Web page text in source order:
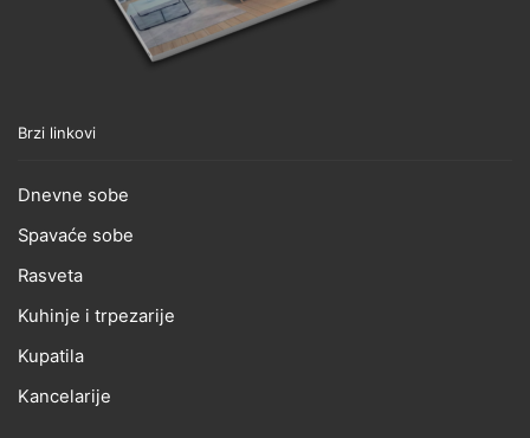
Brzi linkovi
Dnevne sobe
Spavaće sobe
Rasveta
Kuhinje i trpezarije
Kupatila
Kancelarije